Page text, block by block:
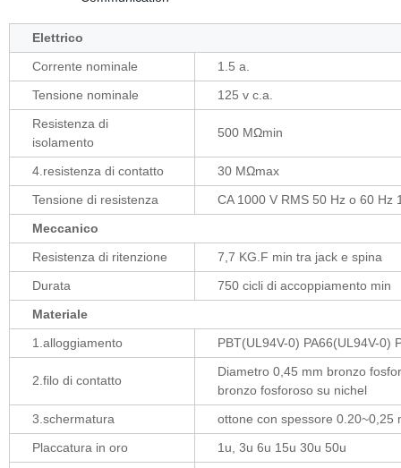
Elettrico
Corrente nominale
1.5 a.
Tensione nominale
125 v c.a.
Resistenza di
isolamento
500 MΩmin
4.resistenza di contatto
30 MΩmax
Tensione di resistenza
CA 1000 V RMS 50 Hz o 60 Hz
Meccanico
Resistenza di ritenzione
7,7 KG.F min tra jack e spina
Durata
750 cicli di accoppiamento min
Materiale
1.alloggiamento
PBT(UL94V-0) PA66(UL94V-0)
2.filo di contatto
Diametro 0,45 mm bronzo
bronzo fosforoso su nichel
3.schermatura
ottone con spessore 0.20~0,25
Placcatura in oro
1u, 3u 6u 15u 30u 50u